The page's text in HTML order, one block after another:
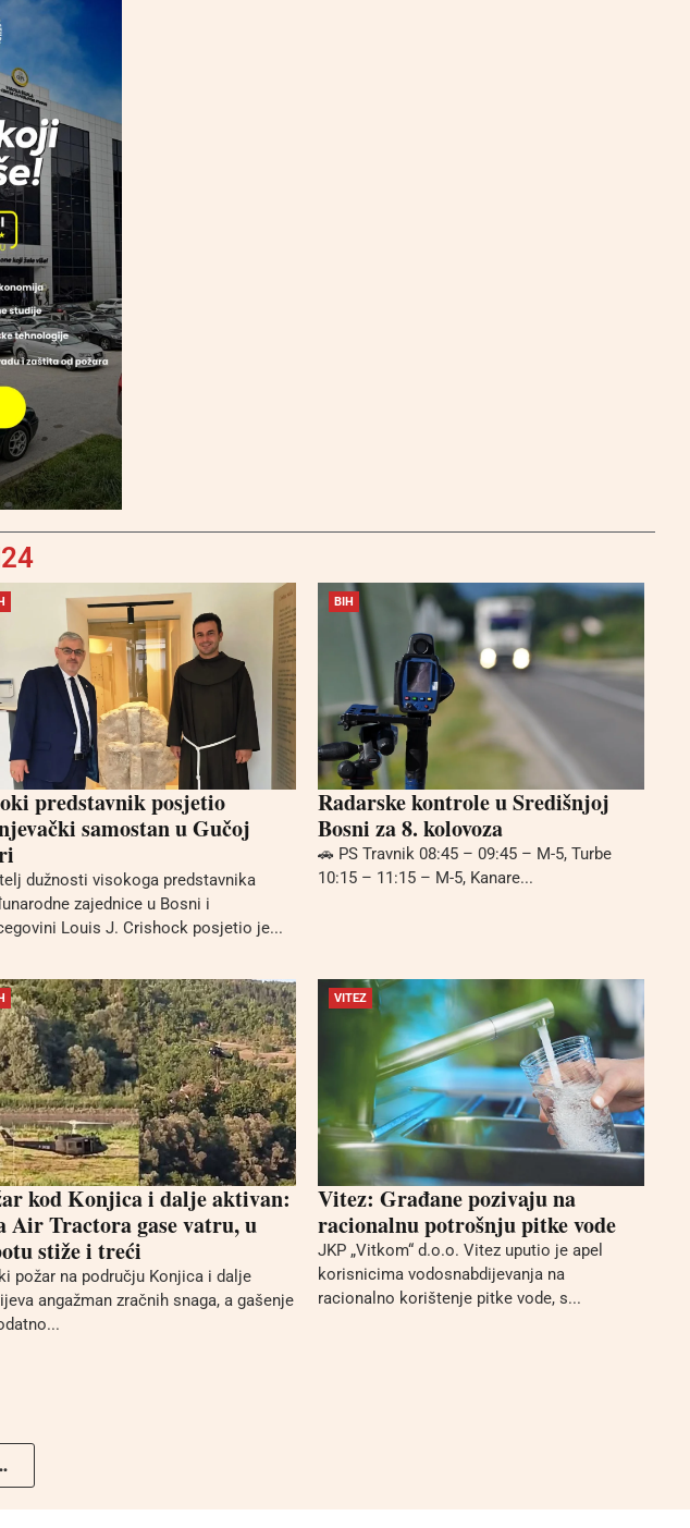
predstavnik posjetio
samostan u Gučoj
dužnosti visokoga predstavnika
zajednice u Bosni i
Louis J. Crishock posjetio je...
BIH
Radarske kontrole u Središnjoj
Bosni za 8. kolovoza
🚗 PS Travnik 08:45 – 09:45 – M-5, Turbe
10:15 – 11:15 – M-5, Kanare...
kod Konjica i dalje aktivan:
Air Tractora gase vatru, u
stiže i treći
požar na području Konjica i dalje
angažman zračnih snaga, a gašenje
VITEZ
Vitez: Građane pozivaju na
racionalnu potrošnju pitke vode
JKP „Vitkom“ d.o.o. Vitez uputio je apel
korisnicima vodosnabdijevanja na
racionalno korištenje pitke vode, s...